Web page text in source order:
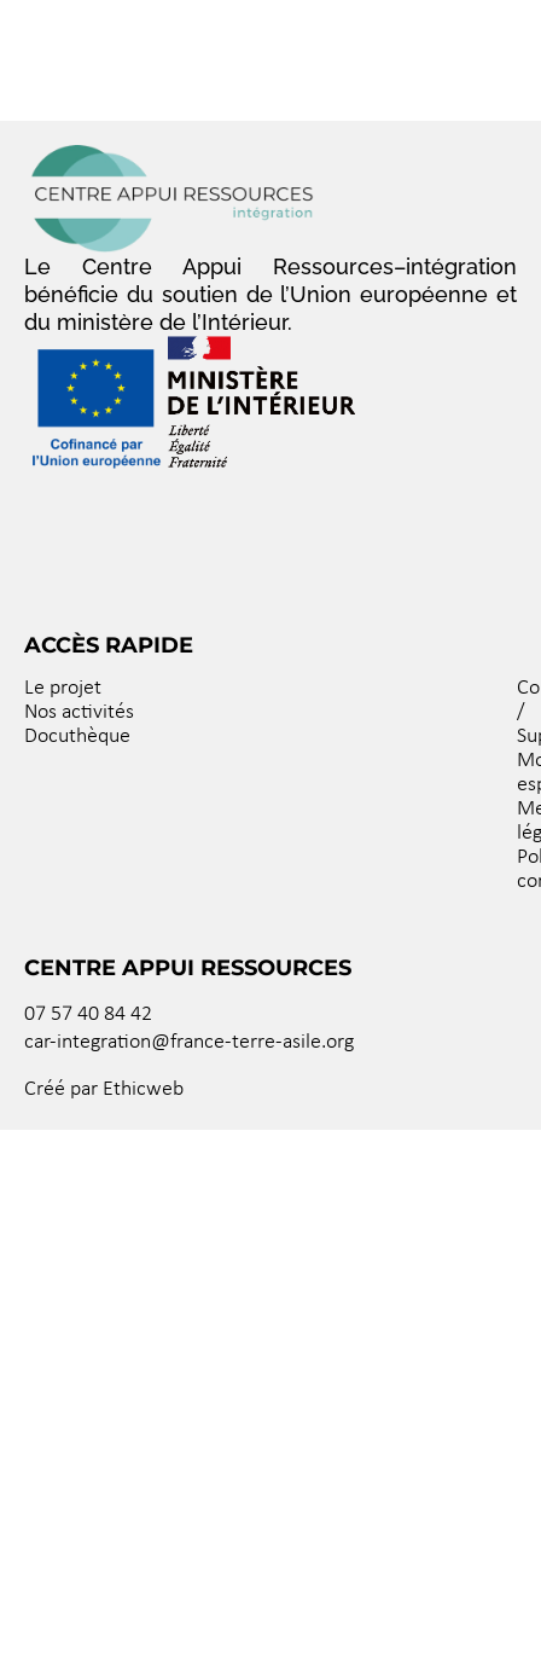
Le Centre Appui Ressources–intégration
bénéficie du soutien de l’Union européenne et
du ministère de l’Intérieur.
ACCÈS RAPIDE
Le projet
Nos activités
Docuthèque
/
CENTRE APPUI RESSOURCES
07 57 40 84 42
car-integration@france-terre-asile.org
Créé par Ethicweb